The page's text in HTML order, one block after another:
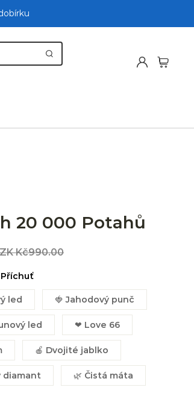
20 000 Potahů
Kč990.00
Příchuť
led 🍓 Jahodový punč
led ❤ Love 66
🍎 Dvojité jablko
diamant 🌿 Čistá máta